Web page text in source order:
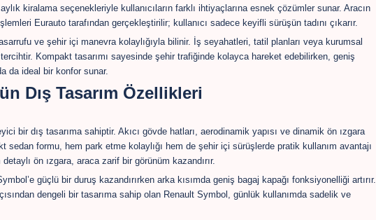
kiralama seçenekleriyle kullanıcıların farklı ihtiyaçlarına esnek çözümler sunar. Aracın
Eurauto tarafından gerçekleştirilir; kullanıcı sadece keyifli sürüşün tadını çıkarır.
ve şehir içi manevra kolaylığıyla bilinir. İş seyahatleri, tatil planları veya kurumsal
Kompakt tasarımı sayesinde şehir trafiğinde kolayca hareket edebilirken, geniş
da ideal bir konfor sunar.
Dış Tasarım Özellikleri
bir dış tasarıma sahiptir. Akıcı gövde hatları, aerodinamik yapısı ve dinamik ön ızgara
sedan formu, hem park etme kolaylığı hem de şehir içi sürüşlerde pratik kullanım avantajı
ön ızgara, araca zarif bir görünüm kazandırır.
güçlü bir duruş kazandırırken arka kısımda geniş bagaj kapağı fonksiyonelliği artırır.
dengeli bir tasarıma sahip olan Renault Symbol, günlük kullanımda sadelik ve